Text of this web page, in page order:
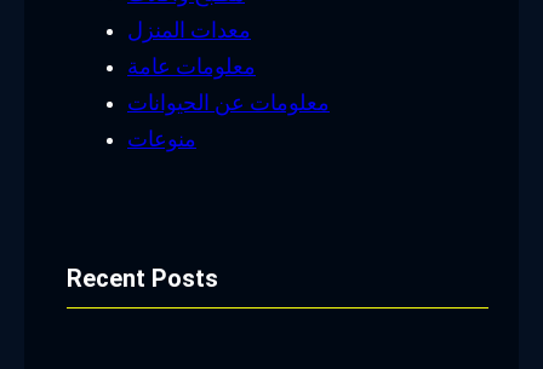
معدات المنزل
معلومات عامة
معلومات عن الحيوانات
منوعات
Recent Posts